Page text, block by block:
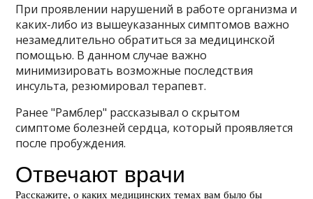
При проявлении нарушений в работе организма и
каких-либо из вышеуказанных симптомов важно
незамедлительно обратиться за медицинской
помощью. В данном случае важно
минимизировать возможные последствия
инсульта, резюмировал терапевт.
Ранее "Рамблер" рассказывал о скрытом
симптоме болезней сердца, который проявляется
после пробуждения.